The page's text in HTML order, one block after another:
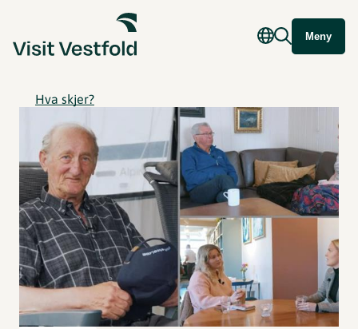
Meny
Hva skjer?